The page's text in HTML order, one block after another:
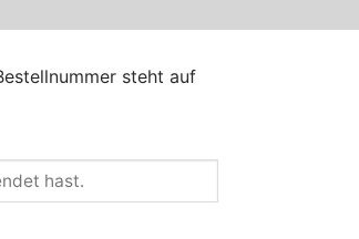
steht auf